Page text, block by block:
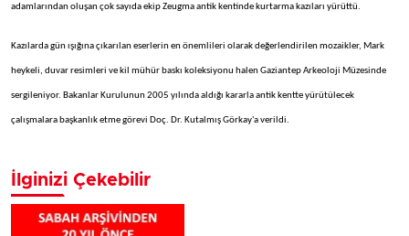
adamlarından oluşan çok sayıda ekip Zeugma antik kentinde kurtarma kazıları yürüttü.
Kazılarda gün ışığına çıkarılan eserlerin en önemlileri olarak değerlendirilen mozaikler, Mark
heykeli, duvar resimleri ve kil mühür baskı koleksiyonu halen Gaziantep Arkeoloji Müzesinde
sergileniyor. Bakanlar Kurulunun 2005 yılında aldığı kararla antik kentte yürütülecek
çalışmalara başkanlık etme görevi Doç. Dr. Kutalmış Görkay'a verildi.
İlginizi Çekebilir